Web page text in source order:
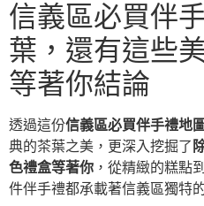
信義區必買伴
葉，還有這些
等著你結論
透過這份信義區必買伴手禮地圖
典的茶葉之美，更深入挖掘了
色禮盒等著你 ，從精緻的糕點
件伴手禮都承載著信義區獨特